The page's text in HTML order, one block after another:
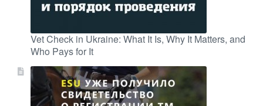
Vet Check in Ukraine: What It Is, Why It Matters, and
Who Pays for It